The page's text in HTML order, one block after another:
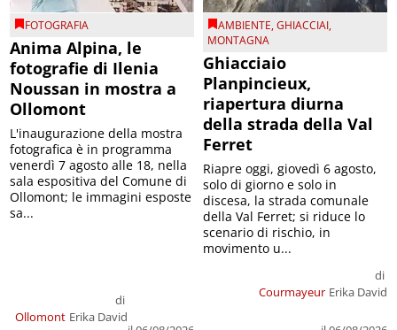
FOTOGRAFIA
Anima Alpina, le
fotografie di Ilenia
Noussan in mostra a
Ollomont
Ollomont
di
Erika David
L'inaugurazione della mostra
fotografica è in programma
venerdì 7 agosto alle 18, nella
sala espositiva del Comune di
Ollomont; le immagini esposte
sa...
AMBIENTE,GHIACCIAI,
MONTAGNA
Ghiacciaio
Planpincieux,
riapertura diurna
della strada della Val
Ferret
Courmayeur
di
Erika David
Riapre oggi, giovedì 6 agosto,
solo di giorno e solo in
discesa, la strada comunale
della Val Ferret; si riduce lo
scenario di rischio, in
movimento u...